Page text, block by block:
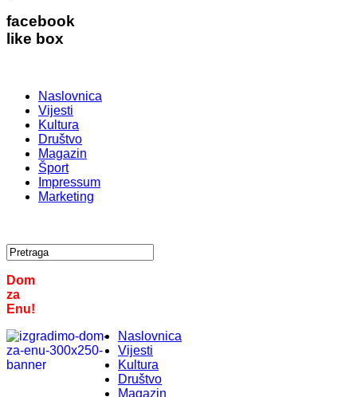
facebook
like box
Naslovnica
Vijesti
Kultura
Društvo
Magazin
Šport
Impressum
Marketing
Dom
za
Enu!
Naslovnica
Vijesti
Kultura
Društvo
Magazin